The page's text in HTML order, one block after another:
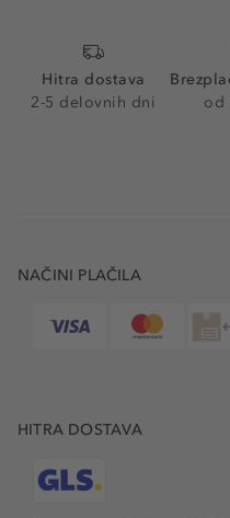
Hitra dostava
2-5 delovnih dni
od
NAČINI PLAČILA
HITRA DOSTAVA